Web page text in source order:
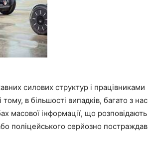
силових структур і працівниками
в більшості випадків, багато з нас
масової інформації, що розповідають
поліцейського серйозно постраждав